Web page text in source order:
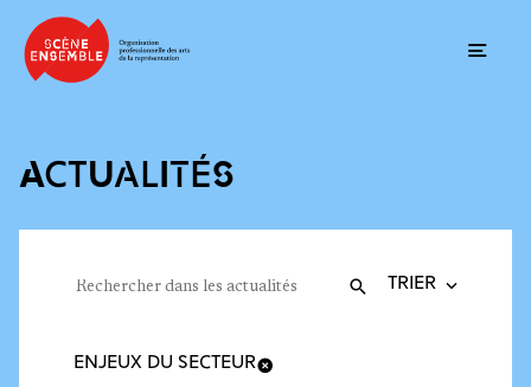
ACTUALITÉS
Recherche
Valider
ENJEUX DU SECTEUR